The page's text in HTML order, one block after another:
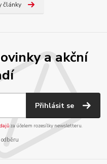
články
a akční
Přihlásit se
za účelem rozesílky newsletteru.